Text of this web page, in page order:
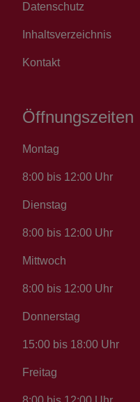
Datenschutz
Inhaltsverzeichnis
Kontakt
Öffnungszeiten
Montag
8:00 bis 12:00 Uhr
Dienstag
8:00 bis 12:00 Uhr
Mittwoch
8:00 bis 12:00 Uhr
Donnerstag
15:00 bis 18:00 Uhr
Freitag